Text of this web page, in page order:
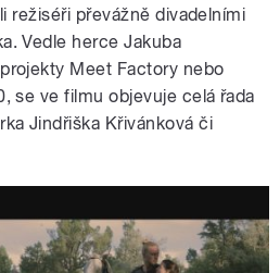
režiséři převážně divadelními
Vedle herce Jakuba
Meet Factory nebo
se ve filmu objevuje celá řada
Jindřiška Křivánková či